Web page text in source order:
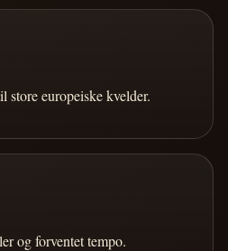
store europeiske kvelder.
og forventet tempo.